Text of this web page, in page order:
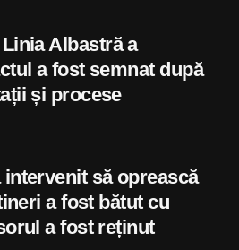
Albastră a
a fost semnat după
și procese
intervenit să oprească
a fost bătut cu
a fost reținut